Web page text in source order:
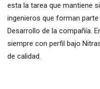
esta la tarea que mantiene
ingenieros que forman
Desarrollo de la compañía.
siempre con perfil bajo
de calidad.